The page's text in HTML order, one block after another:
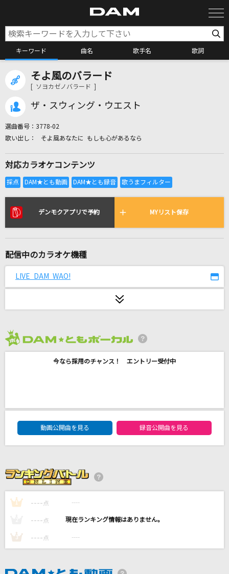
キーワード 曲名 歌手名 歌詞
カラオケ検索
全国りれき
リアルタイムで歌われている曲の一覧
E-girls
ANOTHER WORLD
スピッツ
ファンファーレ
TOM・CAT
Yes! 東京
アゲハ蝶
そよ風のバラード
[ ソヨカゼノバラード ]
ザ・スウィング・ウエスト
選曲番号： 3778-02
そよ風あなたに もしも心があるなら
対応カラオケコンテンツ
デンモクアプリで予約 MYリスト保存
配信中のカラオケ機種
LIVE DAM WAO!
今なら採用のチャンス！ エントリー受付中
DAM★ともボーカルエントリーランキング
動画公開曲を見る
録音公開曲を見る
1 ---- 点 ----
---- 点 ----
3 ---- 点 ----